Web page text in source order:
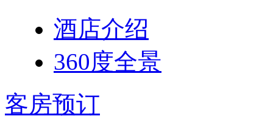
酒店介绍
360度全景
客房预订